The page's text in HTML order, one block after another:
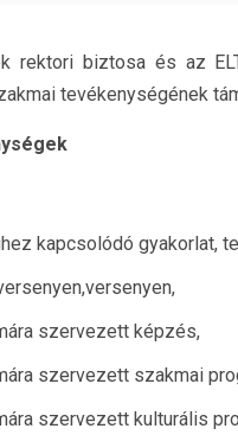
rektori biztosa és az
tevékenységének
kapcsolódó gyakorlat,
szervezett képzés,
szervezett szakmai
szervezett kulturális